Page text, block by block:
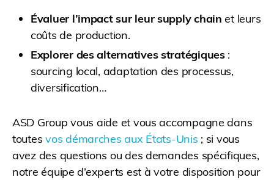
Évaluer l’impact sur leur supply chainet leurs
coûts de production.
Explorer des alternatives stratégiques:
sourcing local, adaptation des processus,
diversification…
ASD Group vous aide et vous accompagne dans
toutesvos démarches aux États-Unis ; si vous
avez des questions ou des demandes spécifiques,
notre équipe d’experts est à votre disposition pour